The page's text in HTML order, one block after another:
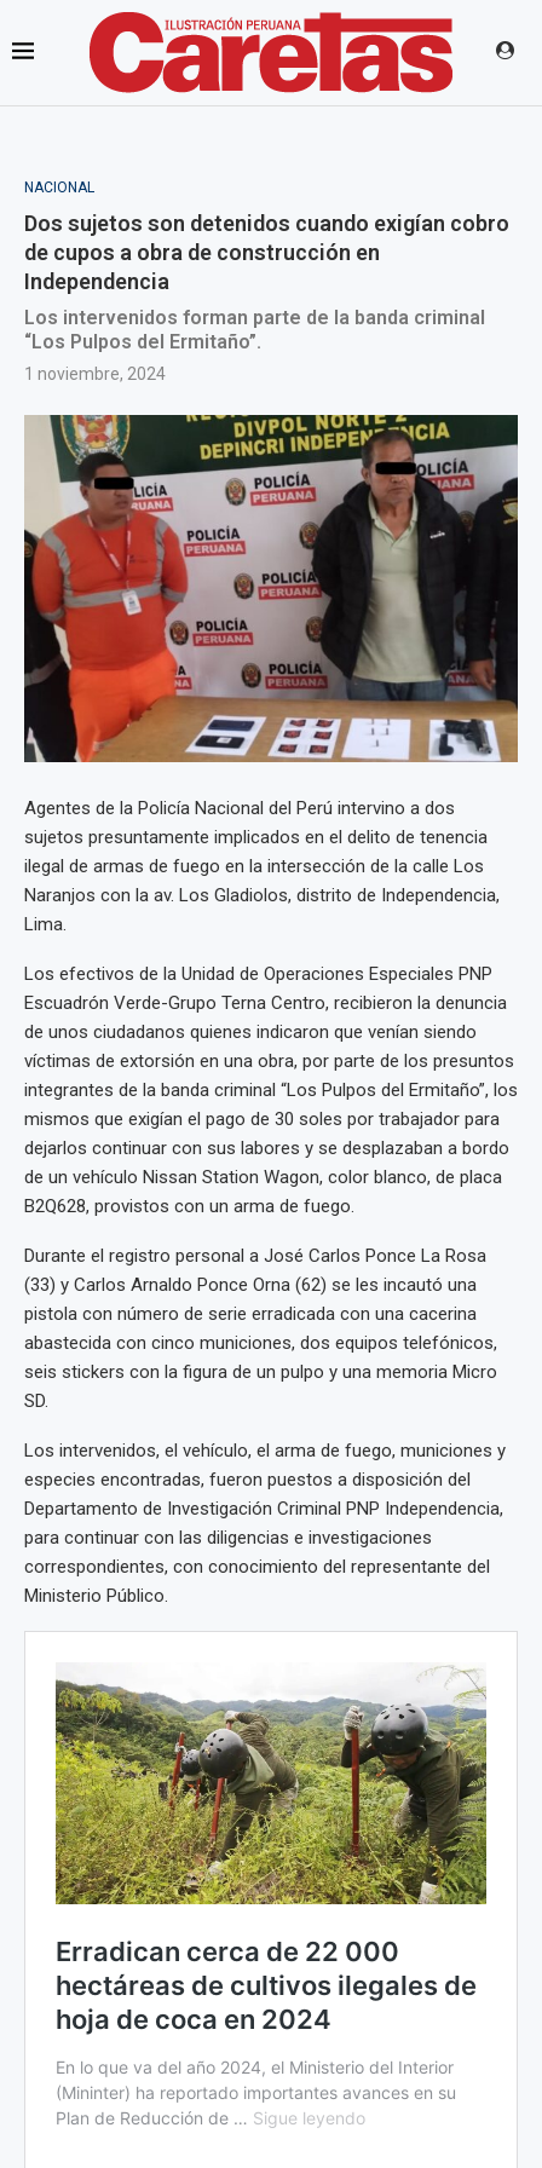
NACIONAL
Dos sujetos son detenidos cuando exigían cobro
de cupos a obra de construcción en
Independencia
Los intervenidos forman parte de la banda criminal
“Los Pulpos del Ermitaño”.
1 noviembre, 2024
Agentes de la Policía Nacional del Perú intervino a dos
sujetos presuntamente implicados en el delito de tenencia
ilegal de armas de fuego en la intersección de la calle Los
Naranjos con la av. Los Gladiolos, distrito de Independencia,
Lima.
Los efectivos de la Unidad de Operaciones Especiales PNP
Escuadrón Verde-Grupo Terna Centro, recibieron la denuncia
de unos ciudadanos quienes indicaron que venían siendo
víctimas de extorsión en una obra, por parte de los presuntos
integrantes de la banda criminal “Los Pulpos del Ermitaño”, los
mismos que exigían el pago de 30 soles por trabajador para
dejarlos continuar con sus labores y se desplazaban a bordo
de un vehículo Nissan Station Wagon, color blanco, de placa
B2Q628, provistos con un arma de fuego.
Durante el registro personal a José Carlos Ponce La Rosa
(33) y Carlos Arnaldo Ponce Orna (62) se les incautó una
pistola con número de serie erradicada con una cacerina
abastecida con cinco municiones, dos equipos telefónicos,
seis stickers con la figura de un pulpo y una memoria Micro
SD.
Los intervenidos, el vehículo, el arma de fuego, municiones y
especies encontradas, fueron puestos a disposición del
Departamento de Investigación Criminal PNP Independencia,
para continuar con las diligencias e investigaciones
correspondientes, con conocimiento del representante del
Ministerio Público.